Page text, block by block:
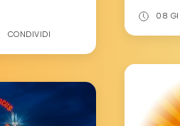
CONDIVIDI
I
08